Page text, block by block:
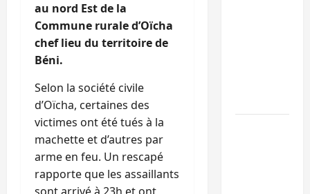
au nord Est de la
Commune rurale d’Oïcha
chef lieu du territoire de
Béni.
Selon la société civile
d’Oïcha, certaines des
victimes ont été tués à la
machette et d’autres par
arme en feu. Un rescapé
rapporte que les assaillants